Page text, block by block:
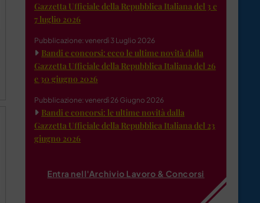
Gazzetta Ufficiale della Repubblica Italiana del 3 e
7 luglio 2026
Pubblicazione: venerdì 3 Luglio 2026
Bandi e concorsi: ecco le ultime novità dalla
Gazzetta Ufficiale della Repubblica Italiana del 26
e 30 giugno 2026
Pubblicazione: venerdì 26 Giugno 2026
Bandi e concorsi: le ultime novità dalla
Gazzetta Ufficiale della Repubblica Italiana del 23
giugno 2026
Entra nell'Archivio Lavoro & Concorsi